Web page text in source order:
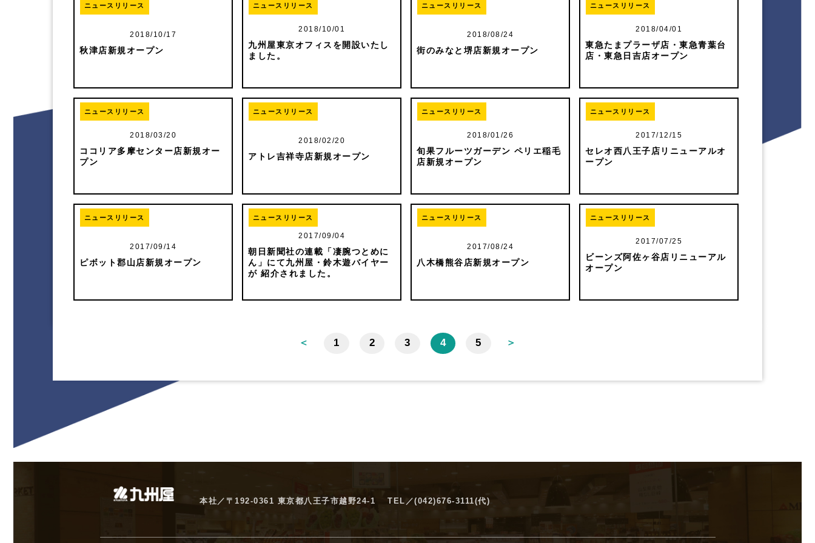
ニュースリリース
2018/10/17
秋津店新規オープン
ニュースリリース
2018/10/01
九州屋東京オフィスを開設いたし
ました。
ニュースリリース
2018/08/24
街のみなと堺店新規オープン
ニュースリリース
2018/04/01
東急たまプラーザ店・東急青葉台
店・東急日吉店オープン
ニュースリリース
2018/03/20
ココリア多摩センター店新規オー
プン
ニュースリリース
2018/02/20
アトレ吉祥寺店新規オープン
ニュースリリース
2018/01/26
旬果フルーツガーデン ペリエ稲毛
店新規オープン
ニュースリリース
2017/12/15
セレオ西八王子店リニューアルオ
ープン
ニュースリリース
2017/09/14
ピボット郡山店新規オープン
ニュースリリース
2017/09/04
朝日新聞社の連載「凄腕つとめに
ん」にて九州屋・鈴木遊バイヤー
が 紹介されました。
ニュースリリース
2017/08/24
八木橋熊谷店新規オープン
ニュースリリース
2017/07/25
ビーンズ阿佐ヶ谷店リニューアル
オープン
＜ 1 2 3 4 5 ＞
本社／〒192-0361 東京都八王子市越野24-1 TEL／(042)676-3111(代)